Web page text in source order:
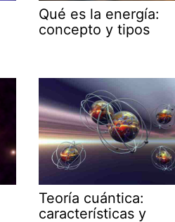
Qué es la energía:
concepto y tipos
Teoría cuántica:
características y